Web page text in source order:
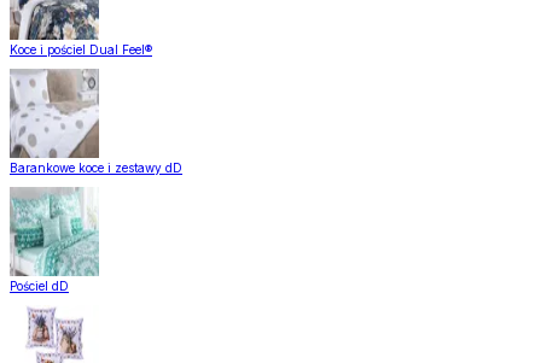
Koce i pościel Dual Feel®
Barankowe koce i zestawy dD
Pościel dD